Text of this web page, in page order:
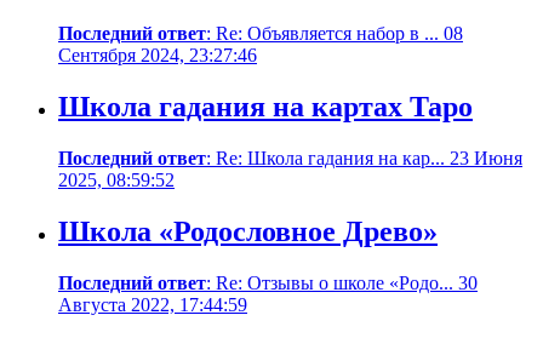
Последний ответ: Re: Объявляется набор в ... 08
Сентября 2024, 23:27:46
Школа гадания на картах Таро
Последний ответ: Re: Школа гадания на кар... 23 Июня
2025, 08:59:52
Школа «Родословное Древо»
Последний ответ: Re: Отзывы о школе «Родо... 30
Августа 2022, 17:44:59